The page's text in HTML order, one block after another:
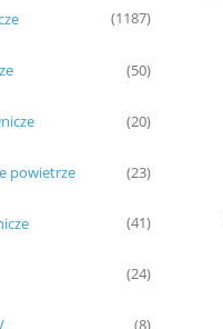
(1187)
(50)
(20)
powietrze (23)
(41)
(24)
(8)